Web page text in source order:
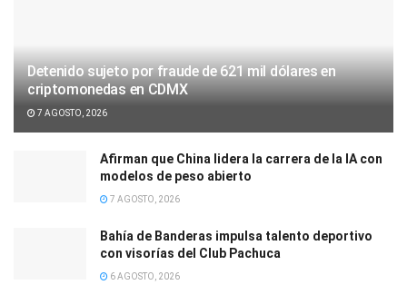
Detenido sujeto por fraude de 621 mil dólares en
criptomonedas en CDMX
7 AGOSTO, 2026
Afirman que China lidera la carrera de la IA con
modelos de peso abierto
7 AGOSTO, 2026
Bahía de Banderas impulsa talento deportivo
con visorías del Club Pachuca
6 AGOSTO, 2026